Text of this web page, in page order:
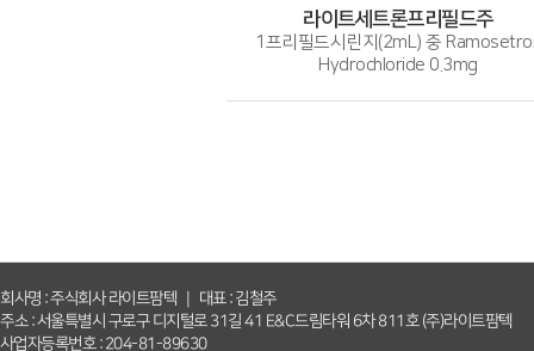
라이트세트론프리필드주
1프리필드시린지(2mL) 중
Hydrochloride 0.3mg
회사명 : 주식회사 라이트팜텍 ｜ 대표 : 김철주
주소 : 서울특별시 구로구 디지털로 31길 41 E&C드림타워 6차 811호 (주)라이트팜텍
사업자등록번호 : 204-81-89630